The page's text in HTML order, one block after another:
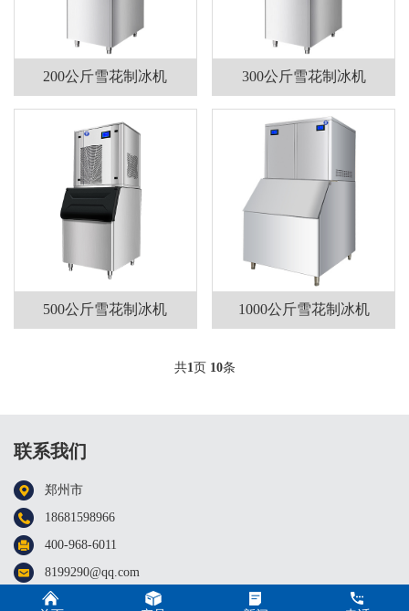
200公斤雪花制冰机 300公斤雪花制冰机
500公斤雪花制冰机 1000公斤雪花制冰机
共1页 10条
联系我们
郑州市
18681598966
400-968-6011
8199290@qq.com